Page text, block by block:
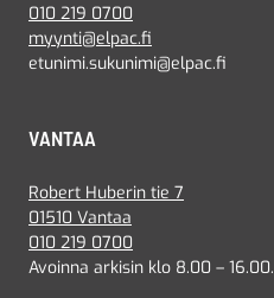
010 219 0700
myynti@elpac.fi
etunimi.sukunimi@elpac.fi
VANTAA
Robert Huberin tie 7
01510 Vantaa
010 219 0700
Avoinna arkisin klo 8.00 – 16.00.